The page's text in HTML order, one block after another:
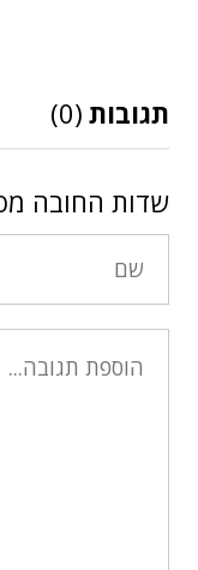
תגובות (0)
שדות החובה